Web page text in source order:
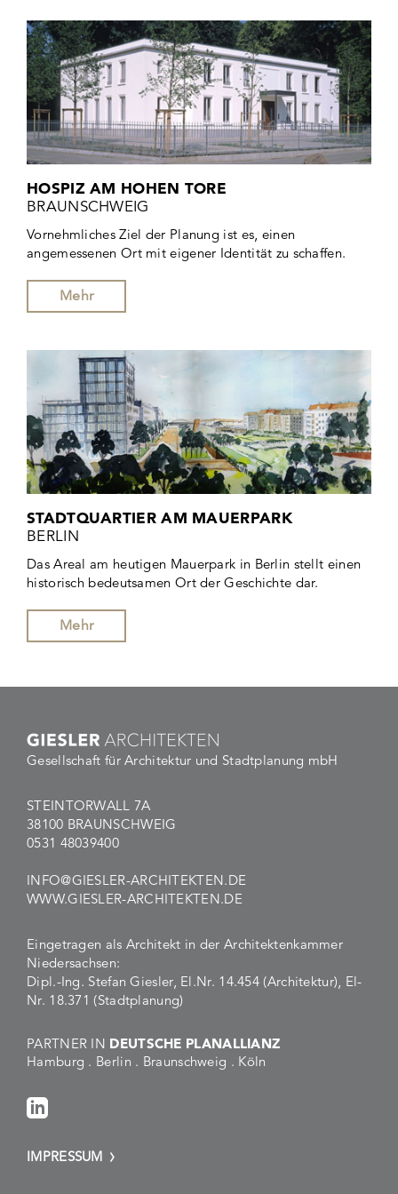
HOSPIZ AM HOHEN TORE
BRAUNSCHWEIG
Vornehmliches Ziel der Planung ist es, einen
angemessenen Ort mit eigener Identität zu schaffen.
Mehr
STADTQUARTIER AM MAUERPARK
BERLIN
Das Areal am heutigen Mauerpark in Berlin stellt einen
historisch bedeutsamen Ort der Geschichte dar.
Mehr
Gesellschaft für Architektur und Stadtplanung mbH
STEINTORWALL 7A
38100 BRAUNSCHWEIG
0531 48039400
INFO@GIESLER-ARCHITEKTEN.DE
WWW.GIESLER-ARCHITEKTEN.DE
Eingetragen als Architekt in der Architektenkammer
Niedersachsen:
Dipl.-Ing. Stefan Giesler, El.Nr. 14.454 (Architektur), El-
Nr. 18.371 (Stadtplanung)
PARTNER IN DEUTSCHE PLANALLIANZ
Hamburg . Berlin . Braunschweig . Köln
IMPRESSUM